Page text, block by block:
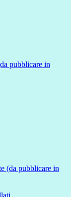
pubblicare in
(da pubblicare in